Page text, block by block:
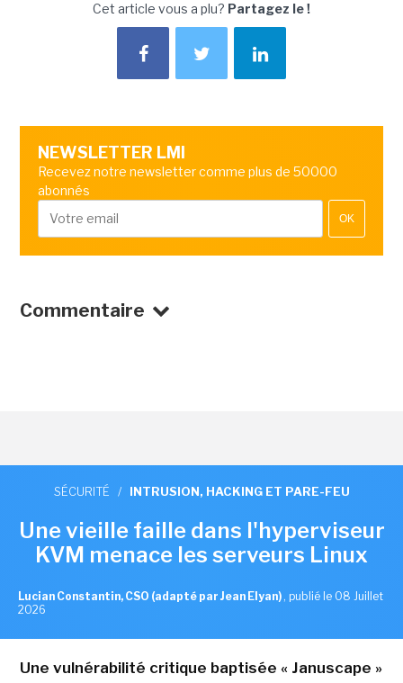
Cet article vous a plu? Partagez le !
NEWSLETTER LMI
Recevez notre newsletter comme plus de 50000
abonnés
OK
Commentaire
SÉCURITÉ / INTRUSION, HACKING ET PARE-FEU
Une vieille faille dans l'hyperviseur
KVM menace les serveurs Linux
Lucian Constantin, CSO (adapté par Jean Elyan) , publié le 08 Juillet
2026
Une vulnérabilité critique baptisée « Januscape »